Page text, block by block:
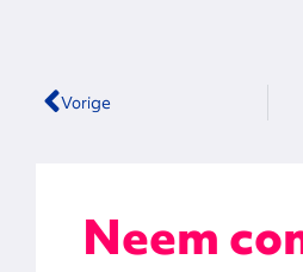
Vorige
Neem